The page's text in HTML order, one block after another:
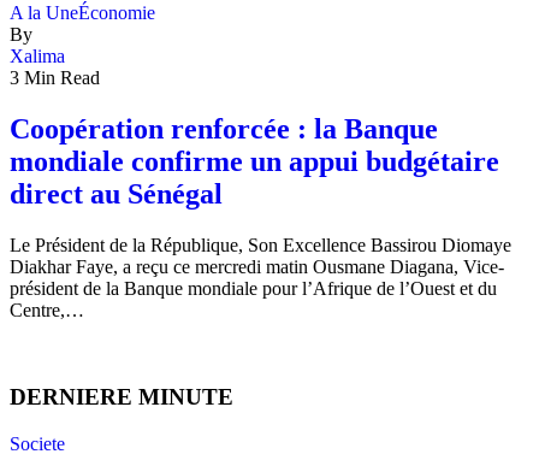
A la UneÉconomie
By
Xalima
3 Min Read
Coopération renforcée : la Banque
mondiale confirme un appui budgétaire
direct au Sénégal
Le Président de la République, Son Excellence Bassirou Diomaye
Diakhar Faye, a reçu ce mercredi matin Ousmane Diagana, Vice-
président de la Banque mondiale pour l’Afrique de l’Ouest et du
Centre,…
DERNIERE MINUTE
Societe